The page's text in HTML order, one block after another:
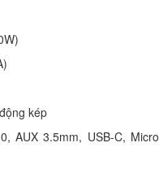
kép
AUX 3.5mm, USB-C, Micro